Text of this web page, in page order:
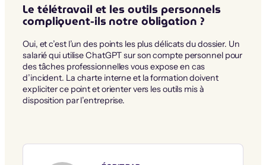
Le télétravail et les outils personnels
compliquent-ils notre obligation ?
Oui, et c’est l’un des points les plus délicats du dossier. Un
salarié qui utilise ChatGPT sur son compte personnel pour
des tâches professionnelles vous expose en cas
d’incident. La charte interne et la formation doivent
expliciter ce point et orienter vers les outils mis à
disposition par l’entreprise.